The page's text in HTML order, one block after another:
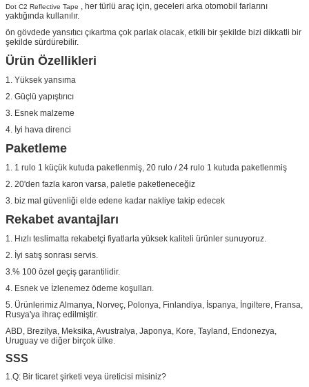
Dot C2 Reflective Tape , her türlü araç için, geceleri arka otomobil farlarını
yaktığında kullanılır.
ön gövdede yansıtıcı çıkartma çok parlak olacak, etkili bir şekilde bizi dikkatli bir
şekilde sürdürebilir.
Ürün Özellikleri
1. Yüksek yansıma
2. Güçlü yapıştırıcı
3. Esnek malzeme
4. İyi hava direnci
Paketleme
1. 1 rulo 1 küçük kutuda paketlenmiş, 20 rulo / 24 rulo 1 kutuda paketlenmiş
2. 20'den fazla karon varsa, paletle paketleneceğiz
3. biz mal güvenliği elde edene kadar nakliye takip edecek
Rekabet avantajları
1. Hızlı teslimatta rekabetçi fiyatlarla yüksek kaliteli ürünler sunuyoruz.
2. İyi satış sonrası servis.
3.% 100 özel geçiş garantilidir.
4. Esnek ve İzlenemez ödeme koşulları.
5. Ürünlerimiz Almanya, Norveç, Polonya, Finlandiya, İspanya, İngiltere, Fransa,
Rusya'ya ihraç edilmiştir.
ABD, Brezilya, Meksika, Avustralya, Japonya, Kore, Tayland, Endonezya,
Uruguay ve diğer birçok ülke.
SSS
1.Q: Bir ticaret şirketi veya üreticisi misiniz?